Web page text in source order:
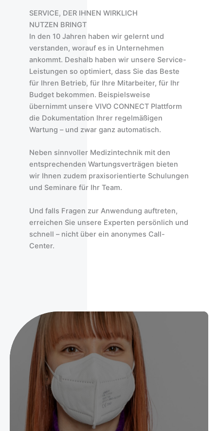
SERVICE, DER IHNEN WIRKLICH
NUTZEN BRINGT
In den 10 Jahren haben wir gelernt und
verstanden, worauf es in Unternehmen
ankommt. Deshalb haben wir unsere Service-
Leistungen so optimiert, dass Sie das Beste
für Ihren Betrieb, für Ihre Mitarbeiter, für Ihr
Budget bekommen. Beispielsweise
übernimmt unsere VIVO CONNECT Plattform
die Dokumentation Ihrer regelmäßigen
Wartung – und zwar ganz automatisch.
Neben sinnvoller Medizintechnik mit den
entsprechenden Wartungsverträgen bieten
wir Ihnen zudem praxisorientierte Schulungen
und Seminare für Ihr Team.
Und falls Fragen zur Anwendung auftreten,
erreichen Sie unsere Experten persönlich und
schnell – nicht über ein anonymes Call-
Center.